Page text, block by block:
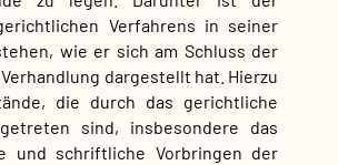
Verfahrens in seiner
wie er sich am Schluss der
dargestellt hat. Hierzu
die durch das gerichtliche
sind, insbesondere das
und schriftliche Vorbringen der